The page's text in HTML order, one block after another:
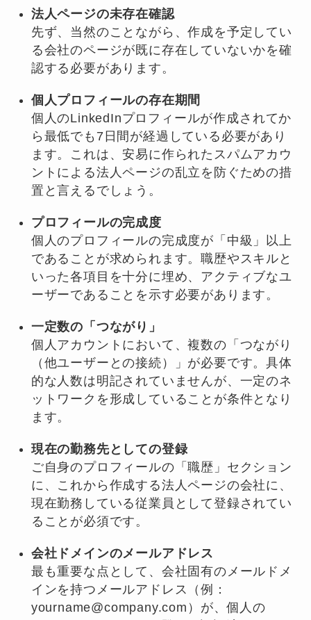
法人ページの未存在確認
先ず、当然のことながら、作成を予定してい
る会社のページが既に存在していないかを確
認する必要があります。
個人プロフィールの存在期間
個人のLinkedInプロフィールが作成されてか
ら最低でも7日間が経過している必要があり
ます。これは、安易に作られたスパムアカウ
ントによる法人ページの乱立を防ぐための措
置と言えるでしょう。
プロフィールの完成度
個人のプロフィールの完成度が「中級」以上
であることが求められます。職歴やスキルと
いった各項目を十分に埋め、アクティブなユ
ーザーであることを示す必要があります。
一定数の「つながり」
個人アカウントにおいて、複数の「つながり
（他ユーザーとの接続）」が必要です。具体
的な人数は明記されていませんが、一定のネ
ットワークを形成していることが条件となり
ます。
現在の勤務先としての登録
ご自身のプロフィールの「職歴」セクション
に、これから作成する法人ページの会社に、
現在勤務している従業員として登録されてい
ることが必須です。
会社ドメインのメールアドレス
最も重要な点として、会社固有のメールドメ
インを持つメールアドレス（例：
yourname@company.com）が、個人の